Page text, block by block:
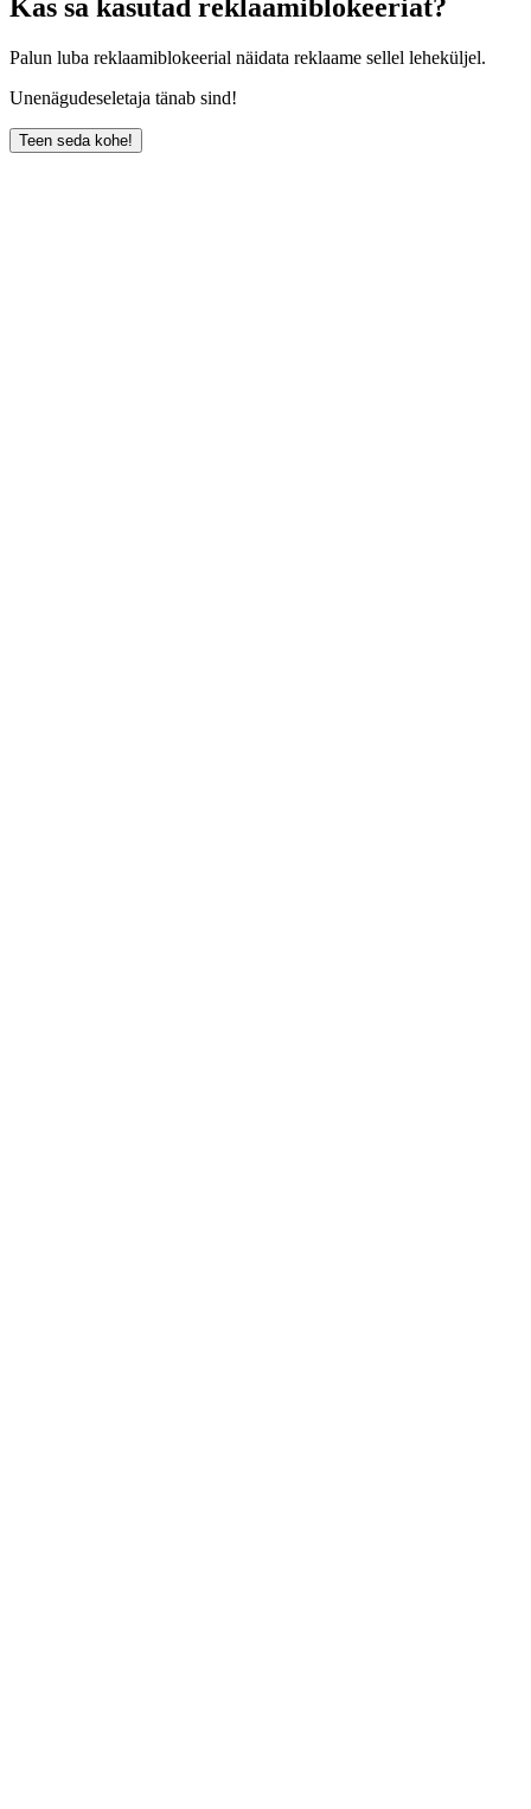
Kas sa kasutad reklaamiblokeeriat?
Palun luba reklaamiblokeerial näidata reklaame sellel leheküljel.
Unenägudeseletaja tänab sind!
Teen seda kohe!